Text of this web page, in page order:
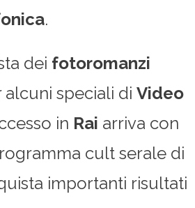
.
dei fotoromanzi
alcuni speciali di Video
in Rai arriva con
cult serale di
importanti risultati